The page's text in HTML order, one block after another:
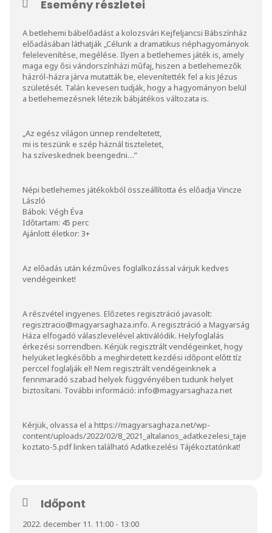
Esemény részletei
A betlehemi bábelőadást a kolozsvári Kejfeljancsi Bábszínház
előadásában láthatják „Célunk a dramatikus néphagyományok
felelevenítése, megélése. Ilyen a betlehemes játék is, amely
maga egy ősi vándorszínházi műfaj, hiszen a betlehemezők
házról-házra járva mutatták be, elevenítették fel a kis Jézus
születését. Talán kevesen tudják, hogy a hagyományon belül
a betlehemezésnek létezik bábjátékos változata is.
„Az egész világon ünnep rendeltetett,
mi is teszünk e szép háznál tiszteletet,
ha szíveskednek beengedni…”
Népi betlehemes játékokból összeállította és előadja Vincze
László
Bábok: Végh Éva
Időtartam: 45 perc
Ajánlott életkor: 3+
Az előadás után kézműves foglalkozással várjuk kedves
vendégeinket!
A részvétel ingyenes. Előzetes regisztráció javasolt:
regisztracio@magyarsaghaza.info. A regisztráció a Magyarság
Háza elfogadó válaszlevelével aktiválódik. Helyfoglalás
érkezési sorrendben. Kérjük regisztrált vendégeinket, hogy
helyüket legkésőbb a meghirdetett kezdési időpont előtt tíz
perccel foglalják el! Nem regisztrált vendégeinknek a
fennmaradó szabad helyek függvényében tudunk helyet
biztosítani. További információ: info@magyarsaghaza.net
Kérjük, olvassa el a https://magyarsaghaza.net/wp-
content/uploads/2022/02/8_2021_altalanos_adatkezelesi_taje
koztato-5.pdflinken található Adatkezelési Tájékoztatónkat!
Időpont
2022. december 11. 11:00 - 13:00